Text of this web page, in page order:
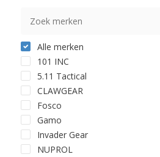
Alle merken
101 INC
5.11 Tactical
CLAWGEAR
Fosco
Gamo
Invader Gear
NUPROL